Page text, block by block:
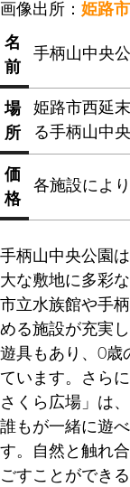
画像出所： 姫路市
名
前
手柄山中央
場
所
姫路市西延
る手柄山中
価
格
各施設によ
手柄山中央公園
大な敷地に多彩
市立水族館や手
める施設が充実
遊具もあり、0歳
ています。さら
さくら広場」は
誰もが一緒に遊
す。自然と触れ
ごすことができる